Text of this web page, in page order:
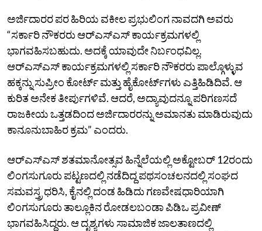
ಅರ್ಜಿದಾರರ ಪರ ಹಿರಿಯ ವಕೀಲ ಪ್ರಭುಲಿಂಗ ನಾವದಗಿ ಅವರು
“ಸರ್ಕಾರಿ ನೌಕರರು ಆರ್‌ಎಸ್‌ಎಸ್‌ ಕಾರ್ಯಕ್ರಮಗಳಲ್ಲಿ
ಭಾಗವಹಿಸಬಹುದು. ಅದಕ್ಕೆ ಯಾವುದೇ ನಿರ್ಬಂಧವಿಲ್ಲ.
ಆರ್‌ಎಸ್‌ಎಸ್‌ ಕಾರ್ಯಕ್ರಮಗಳಲ್ಲಿ ಸರ್ಕಾರಿ ನೌಕರರು ಪಾಲ್ಗೊಳ್ಳುವ
ಹಕ್ಕನ್ನು ಸುಪ್ರೀಂ ಕೋರ್ಟ್‌ ಮತ್ತು ಹೈಕೋರ್ಟ್‌ಗಳು ಎತ್ತಿಹಿಡಿದಿವೆ. ಆ
ಕುರಿತ ಅನೇಕ ತೀರ್ಪುಗಳಿವೆ. ಆದರೆ, ಅದ್ಯಾವುದನ್ನೂ ಪರಿಗಣಸದೆ
ರಾಜಕೀಯ ಒತ್ತಡದಿಂದ ಅರ್ಜಿದಾರರನ್ನು ಅಮಾನತು ಮಾಡಿರುವುದು
ಕಾನೂನುಬಾಹಿರ ಕ್ರಮ” ಎಂದರು.
ಆರ್‌ಎಸ್‌ಎಸ್‌ ಶತಮಾನೋತ್ಸವ ಹಿನ್ನೆಲೆಯಲ್ಲಿ ಅಕ್ಟೋಬರ್‌ 12ರಂದು
ಲಿಂಗಸುಗೂರು ಪಟ್ಟಣದಲ್ಲಿ ನಡೆದಿದ್ದ ಪಥಸಂಚಲನದಲ್ಲಿ ಸಂಘದ
ಸಮವಸ್ತ್ರ ಧರಿಸಿ, ಕೈನಲ್ಲಿ ದಂಡ ಹಿಡಿದು ಗಣವೇಷಧಾರಿಯಾಗಿ
ಲಿಂಗಸುಗೂರು ತಾಲ್ಲೂಕಿನ ರೋಡಲಬಂಡಾ ಪಿಡಿಒ ಪ್ರವೀಣ್‌
ಭಾಗವಹಿಸಿದ್ದರು. ಆ ದೃಶ್ಯಗಳು ಸಾಮಾಜಿಕ ಜಾಲತಾಣದಲ್ಲಿ